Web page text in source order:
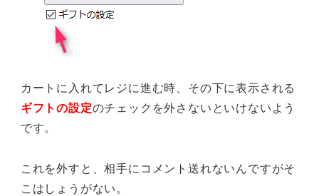
カートに入れてレジに進む時、その下に表示される
ギフトの設定のチェックを外さないといけないよう
です。
これを外すと、相手にコメント送れないんですがそ
こはしょうがない。